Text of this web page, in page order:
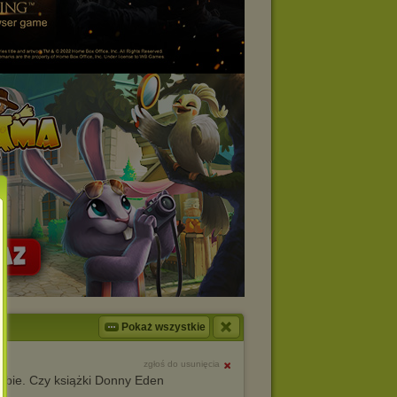
Pokaż wszystkie
zgłoś do usunięcia
Czy książki Donny Eden